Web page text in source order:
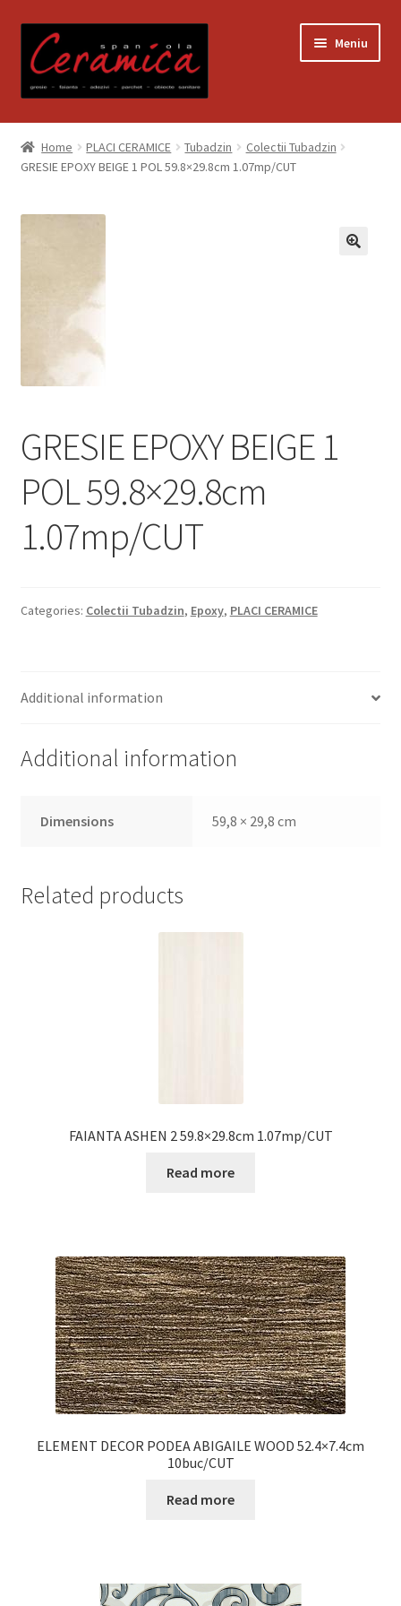
la
navigare
la
conținut
Meniu
Prima pagină
Blog
Contact
Despre noi
Plata si Livrare
Politică de confidențialitate
Politica de cookie
Plată
Home PLACI CERAMICE Tubadzin
Colectii Tubadzin
GRESIE EPOXY BEIGE 1 POL 59.8×29.8cm 1.07mp/CUT
GRESIE EPOXY BEIGE 1
POL 59.8×29.8cm
1.07mp/CUT
Categories: Colectii Tubadzin, Epoxy, PLACI CERAMICE
Additional information
Additional information
Dimensions 59,8 × 29,8 cm
Related products
FAIANTA ASHEN 2 59.8×29.8cm 1.07mp/CUT
Read more
ELEMENT DECOR PODEA ABIGAILE WOOD 52.4×7.4cm
10buc/CUT
Read more